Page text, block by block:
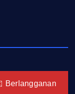
Berlangganan